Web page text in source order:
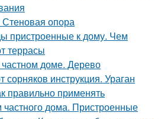
опора
пристроенные к дому. Чем
террасы
доме. Дерево
сорняков инструкция. Ураган
правильно применять
дома. Пристроенные